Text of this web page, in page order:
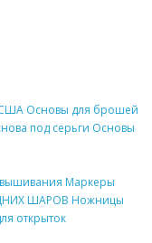
Основы для брошей
под серьги Основы
Маркеры
ШАРОВ Ножницы
открыток